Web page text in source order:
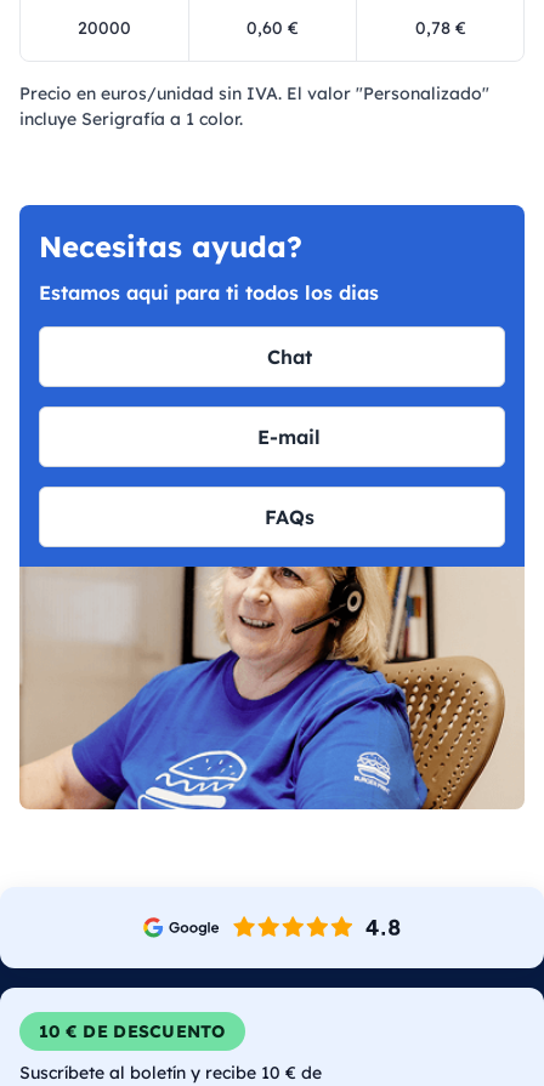
20000 0,60 € 0,78 €
Precio en euros/unidad sin IVA. El valor "Personalizado"
incluye Serigrafía a 1 color.
Necesitas ayuda?
Estamos aqui para ti todos los dias
Chat
E-mail
FAQs
10 € DE DESCUENTO
Suscríbete al boletín y recibe 10 € de